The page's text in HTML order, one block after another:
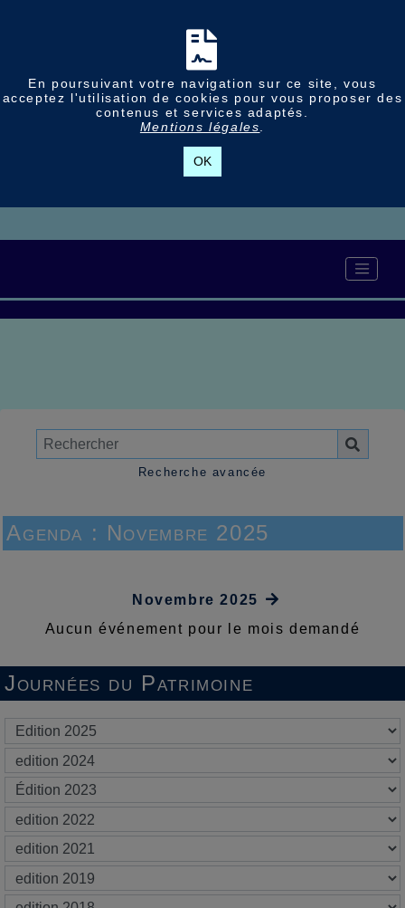
En poursuivant votre navigation sur ce site, vous
acceptez l'utilisation de cookies pour vous proposer des
contenus et services adaptés.
Mentions légales
OK
Journées du Patrimoine
Recherche avancée
Agenda : Novembre 2025
Novembre 2025
Aucun événement pour le mois demandé